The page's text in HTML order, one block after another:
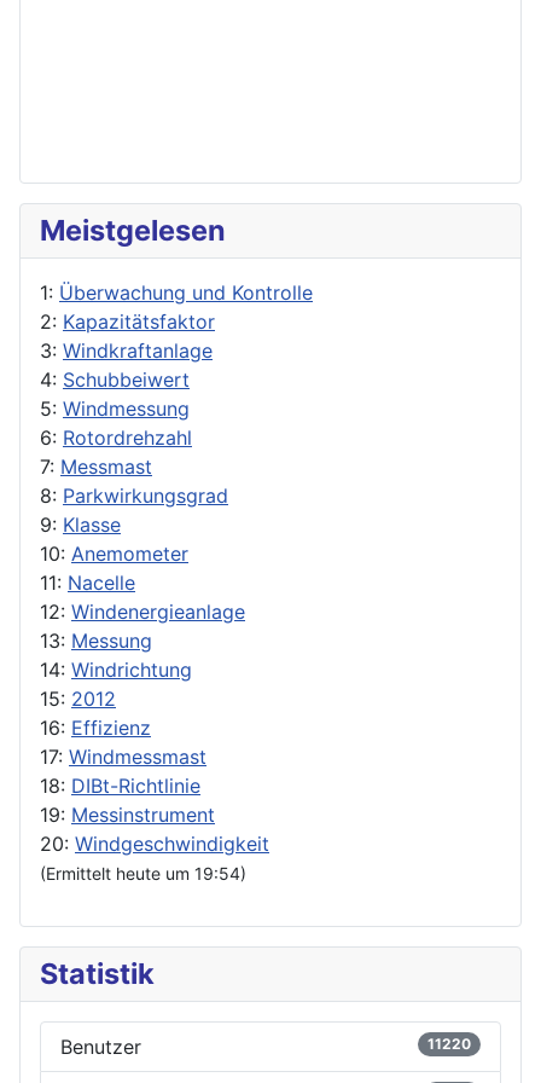
Meistgelesen
1: Überwachung und Kontrolle
2: Kapazitätsfaktor
3: Windkraftanlage
4: Schubbeiwert
5: Windmessung
6: Rotordrehzahl
7: Messmast
8: Parkwirkungsgrad
9: Klasse
10: Anemometer
11: Nacelle
12: Windenergieanlage
13: Messung
14: Windrichtung
15: 2012
16: Effizienz
17: Windmessmast
18: DIBt-Richtlinie
19: Messinstrument
20: Windgeschwindigkeit
(Ermittelt heute um 19:54)
Statistik
Benutzer 11220